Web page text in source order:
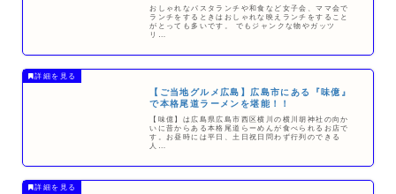
おしゃれなパスタランチや和食など女子会、ママ会で
ランチをするときはおしゃれな映えランチをすること
がとっても多いです。 でもジャンクな物やガッツ
リ…
【ご当地グルメ広島】広島市にある『味億』
で本格尾道ラーメンを堪能！！
【味億】は広島県広島市西区横川の横川胡神社の向か
いに昔からある本格尾道らーめんが食べられるお店で
す。お昼時には平日、土日祝日問わず行列のできる
人…